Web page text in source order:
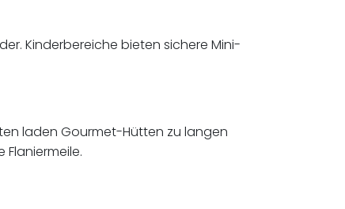
Kinderbereiche bieten sichere Mini-
laden Gourmet-Hütten zu langen